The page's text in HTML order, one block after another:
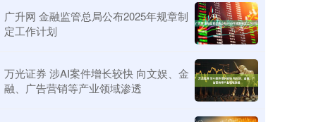
广升网 金融监管总局公布2025年规章制
定工作计划
万光证券 涉AI案件增长较快 向文娱、金
融、广告营销等产业领域渗透